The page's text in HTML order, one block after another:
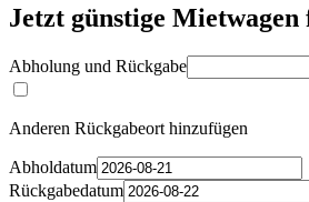
Jetzt günstige Mietwagen
Abholung und Rückgabe
Anderen Rückgabeort hinzufügen
Abholdatum
Rückgabedatum